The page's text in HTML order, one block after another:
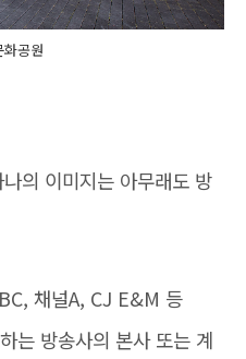
공원
의 이미지는 아무래도 방
채널A, CJ E&M 등
는 방송사의 본사 또는 계